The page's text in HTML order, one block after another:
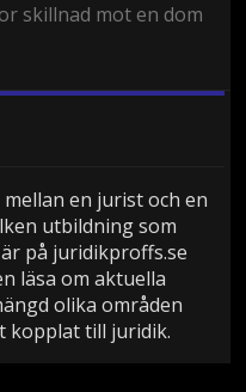
skillnad mot en dom
en jurist och en
utbildning som
på juridikproffs.se
läsa om aktuella
olika områden
kopplat till juridik.